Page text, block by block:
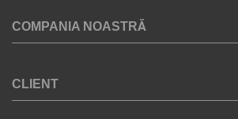
COMPANIA NOASTRĂ
CLIENT